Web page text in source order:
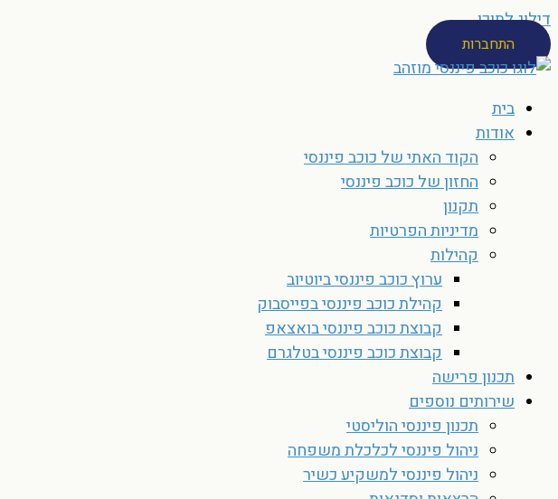
דילוג לתוכן
התחברות
בית
אודות
הקוד האתי של כוכב פיננסי
החזון של כוכב פיננסי
תקנון
מדיניות הפרטיות
קהילות
ערוץ כוכב פיננסי ביוטיוב
קהילת כוכב פיננסי בפייסבוק
קבוצת כוכב פיננסי בואצאפ
קבוצת כוכב פיננסי בטלגרם
תכנון פרישה
שירותים נוספים
תכנון פיננסי הוליסטי
ניהול פיננסי לכלכלת משפחה
ניהול פיננסי למשקיע כשיר